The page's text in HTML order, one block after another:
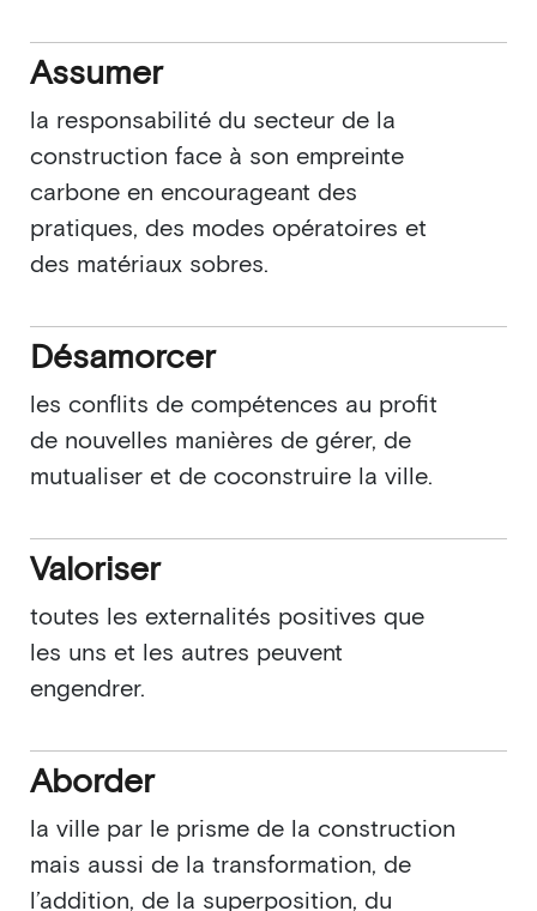
Assumer
la responsabilité du secteur de la
construction face à son empreinte
carbone en encourageant des
pratiques, des modes opératoires et
des matériaux sobres.
Désamorcer
les conflits de compétences au profit
de nouvelles manières de gérer, de
mutualiser et de coconstruire la ville.
Valoriser
toutes les externalités positives que
les uns et les autres peuvent
engendrer.
Aborder
la ville par le prisme de la construction
mais aussi de la transformation, de
l’addition, de la superposition, du